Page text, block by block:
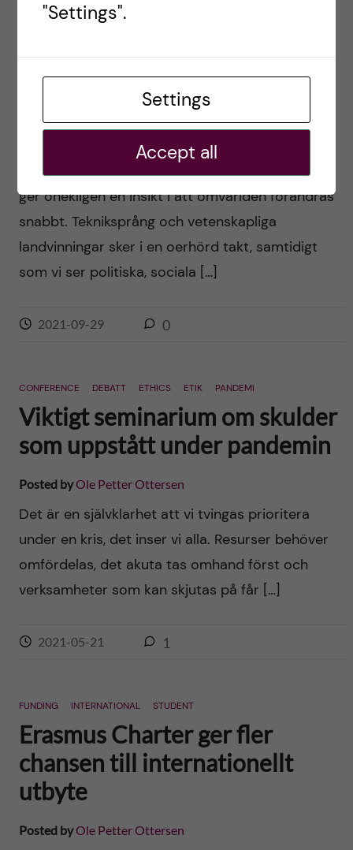
Internationell rådgivande
omvärldskunskap och globala
English version below Att följa nyhetsströmmen
ger onekligen en insikt i att omvärlden förändras
snabbt. Tekniksprång och vetenskapliga
landvinningar sker i en oerhörd takt, samtidigt
som vi ser politiska, sociala […]
2021-09-29 0
CONFERENCE DEBATT ETHICS ETIK PANDEMI
Viktigt seminarium om skulder
som uppstått under pandemin
Posted byOle Petter Ottersen
Det är en självklarhet att vi tvingas prioritera
under en kris, det inser vi alla. Resurser behöver
omfördelas, det akuta tas omhand först och
verksamheter som kan skjutas på får […]
2021-05-21 1
FUNDING INTERNATIONAL STUDENT
Erasmus Charter ger fler
chansen till internationellt
utbyte
Posted byOle Petter Ottersen
"Settings".
Settings
Accept all